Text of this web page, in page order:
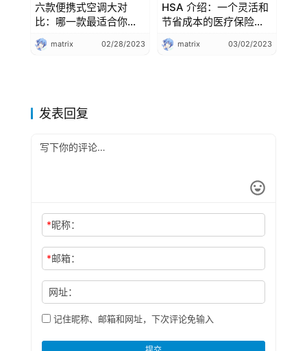
六款便携式空调大对
比：哪一款最适合你的
需求？
matrix 02/28/2023
HSA 介绍：一个灵活和
节省成本的医疗保险选
择 + 常见问题解答
matrix 03/02/2023
发表回复
*昵称：
*邮箱：
网址：
记住昵称、邮箱和网址，下次评论免输入